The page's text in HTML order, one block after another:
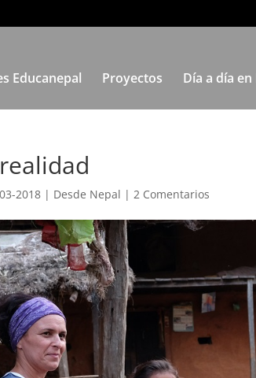
Educanepal Proyectos Día a día
2018 | Desde Nepal |2 Comentarios